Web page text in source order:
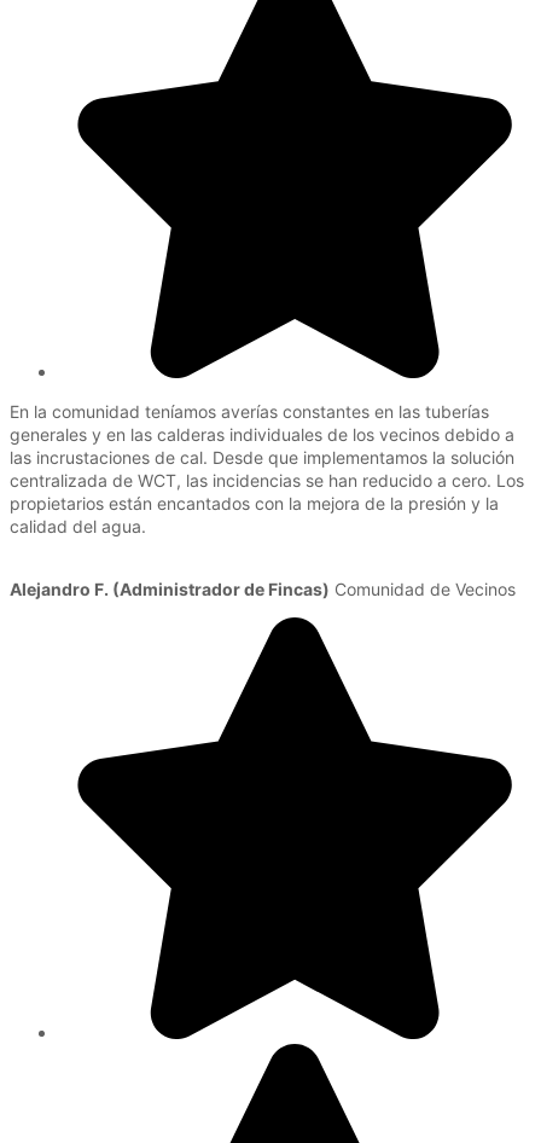
En la comunidad teníamos averías constantes en las tuberías
generales y en las calderas individuales de los vecinos debido a
las incrustaciones de cal. Desde que implementamos la solución
centralizada de WCT, las incidencias se han reducido a cero. Los
propietarios están encantados con la mejora de la presión y la
calidad del agua.
Alejandro F. (Administrador de Fincas) Comunidad de Vecinos